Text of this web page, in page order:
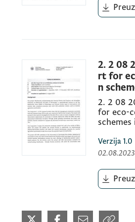
pomoću instrumenata
promovisati konkretna
fokusira na proizvodne
zaštićenih područja koje se
ključnih područja
se projekat baviti
biodiverzitetu i to kroz
koja je prilagođena
adaptacijom sektorskih
turizam, šumarstvo i
uzeli u obzir potencijalni
Lokalni ekspert će biti
2. 2 08
rt for
n
2. 2 08
for eco-
Verzija 1.0